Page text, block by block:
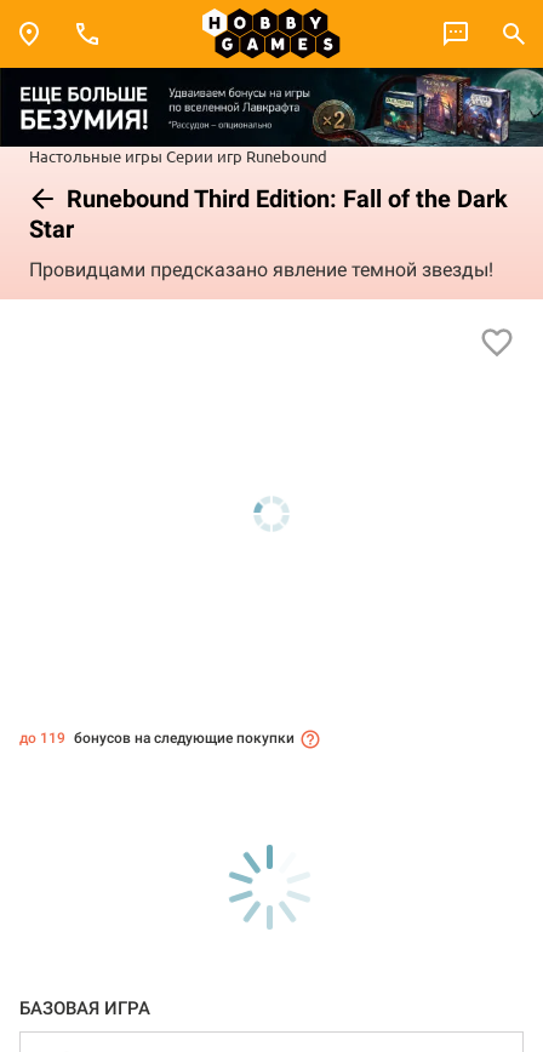
Настольные игры Серии игр Runebound
Runebound Third Edition: Fall of the Dark
Star
Провидцами предсказано явление темной звезды!
до 119 бонусов на следующие покупки
БАЗОВАЯ ИГРА